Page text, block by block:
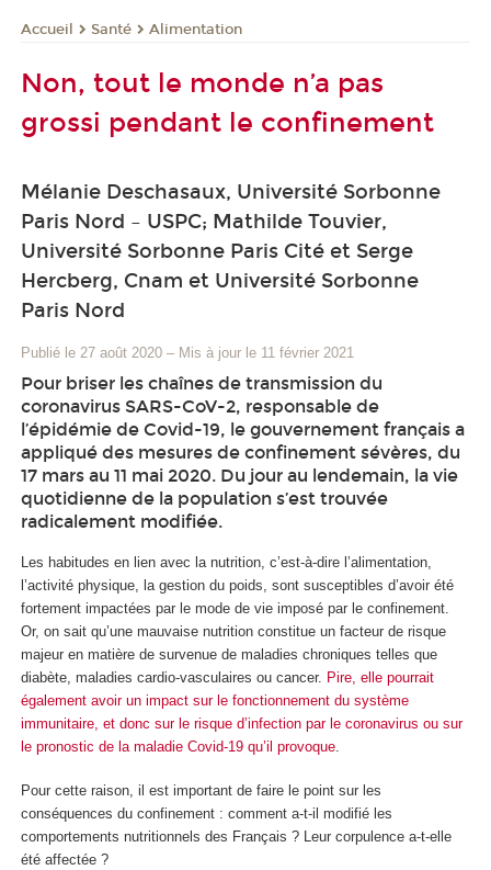
Accueil Santé Alimentation
Non, tout le monde n’a pas
grossi pendant le confinement
Mélanie Deschasaux, Université Sorbonne
Paris Nord – USPC; Mathilde Touvier,
Université Sorbonne Paris Cité et Serge
Hercberg, Cnam et Université Sorbonne
Paris Nord
Publié le 27 août 2020 – Mis à jour le 11 février 2021
Pour briser les chaînes de transmission du
coronavirus SARS-CoV-2, responsable de
l’épidémie de Covid-19, le gouvernement français a
appliqué des mesures de confinement sévères, du
17 mars au 11 mai 2020. Du jour au lendemain, la vie
quotidienne de la population s’est trouvée
radicalement modifiée.
Les habitudes en lien avec la nutrition, c’est-à-dire l’alimentation,
l’activité physique, la gestion du poids, sont susceptibles d’avoir été
fortement impactées par le mode de vie imposé par le confinement.
Or, on sait qu’une mauvaise nutrition constitue un facteur de risque
majeur en matière de survenue de maladies chroniques telles que
diabète, maladies cardio-vasculaires ou cancer. Pire, elle pourrait
également avoir un impact sur le fonctionnement du système
immunitaire, et donc sur le risque d’infection par le coronavirus ou sur
le pronostic de la maladie Covid-19 qu’il provoque
Pour cette raison, il est important de faire le point sur les
conséquences du confinement : comment a-t-il modifié les
comportements nutritionnels des Français ? Leur corpulence a-t-elle
été affectée ?